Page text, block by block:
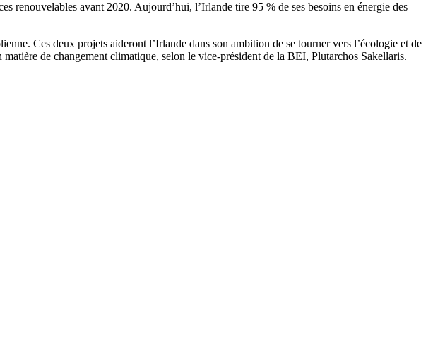
renouvelables avant 2020. Aujourd’hui, l’Irlande tire 95 % de ses besoins en énergie des
Ces deux projets aideront l’Irlande dans son ambition de se tourner vers l’écologie et de
de changement climatique, selon le vice-président de la BEI, Plutarchos Sakellaris.